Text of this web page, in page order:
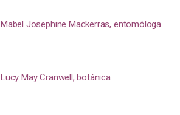
Mabel Josephine Mackerras, entomóloga
Lucy May Cranwell, botánica